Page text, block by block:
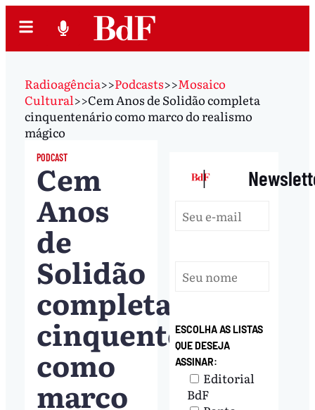
Radioagência>>Podcasts>>Mosaico
Cultural>>Cem Anos de Solidão completa
cinquentenário como marco do realismo
mágico
PODCAST
Cem
Anos
de
Solidão
completa
cinquentenário
como
marco
|
ESCOLHA AS LISTAS
QUE DESEJA
ASSINAR:
Editorial
BdF